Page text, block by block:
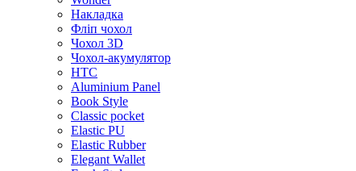
Накладка
Фліп чохол
Чохол 3D
Чохол-акумулятор
HTC
Aluminium Panel
Book Style
Classic pocket
Elastic PU
Elastic Rubber
Elegant Wallet